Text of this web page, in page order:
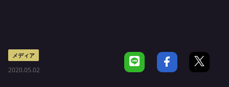
メディア
2020.05.02